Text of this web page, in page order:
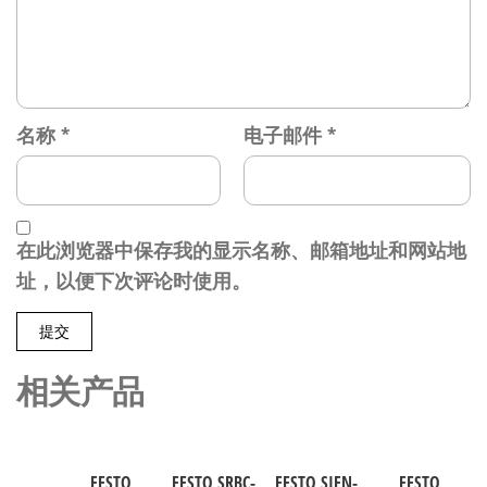
名称 * 电子邮件 *
在此浏览器中保存我的显示名称、邮箱地址和网站地
址，以便下次评论时使用。
相关产品
FESTO FESTO SRBC- FESTO SIEN- FESTO